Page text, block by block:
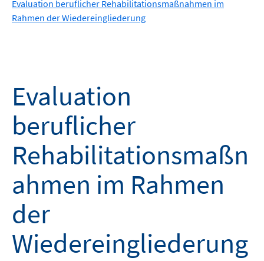
Evaluation beruflicher Rehabilitationsmaßnahmen im
Rahmen der Wiedereingliederung
Evaluation
beruflicher
Rehabilitationsmaßn
ahmen im Rahmen
der
Wiedereingliederung